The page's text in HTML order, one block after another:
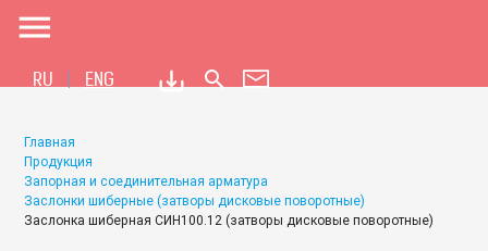
menu
RU ENG search
Главная
Продукция
Запорная и соединительная арматура
Заслонки шиберные (затворы дисковые поворотные)
Заслонка шиберная СИН100.12 (затворы дисковые поворотные)